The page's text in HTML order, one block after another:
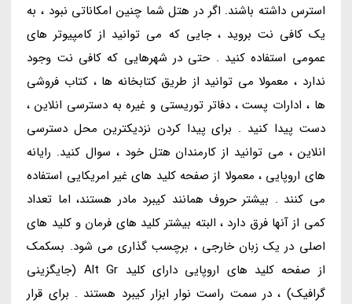
استرس داشته باشند. اگر در هتل شما چنین امکاناتی نبود ، به
یک کافی نت بروید ، جایی که می توانید از کامپیوتر های
عمومی استفاده کنید . حتی در شهرهایی که کافی نت وجود
ندارد ، معمولا می توانید از طریق کتابخانه ها ، کتاب فروشی
ها ، ادارات پست ، دفاتر توریستی و غیره به دسترسی انلاین ،
دست پیدا کنید . برای پیدا کردن نزدیکترین محل دسترسی
انلاین ، می توانید از کارمندان هتل خود ، سوال کنید. رایانه
های اروپایی ، معمولا از صفحه کلید های غیر امریکایی استفاده
می کنند . بیشتر حروف همانند کیبرد مادر هستند، اما تعداد
کمی از آنها فرق دارد ، البته بیشتر کلید های فرمان و کلید های
اصلی در یک زبان خارجی ، برچسب گذاری می شود. بسکمک
از صفحه کلید های اروپایی دارای کلید Alt Gr (جایگزینی
گرافیک) ، در سمت راست نوار ابزار کیبرد هستند . برای قرار